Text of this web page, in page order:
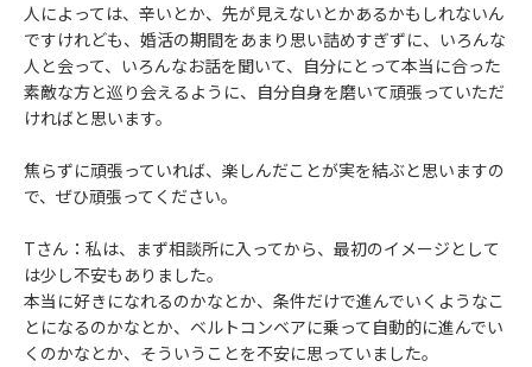
人によっては、辛いとか、先が見えないとかあるかもしれないん
ですけれども、婚活の期間をあまり思い詰めすぎずに、いろんな
人と会って、いろんなお話を聞いて、自分にとって本当に合った
素敵な方と巡り会えるように、自分自身を磨いて頑張っていただ
ければと思います。
焦らずに頑張っていれば、楽しんだことが実を結ぶと思いますの
で、ぜひ頑張ってください。
Tさん：私は、まず相談所に入ってから、最初のイメージとして
は少し不安もありました。
本当に好きになれるのかなとか、条件だけで進んでいくようなこ
とになるのかなとか、ベルトコンベアに乗って自動的に進んでい
くのかなとか、そういうことを不安に思っていました。